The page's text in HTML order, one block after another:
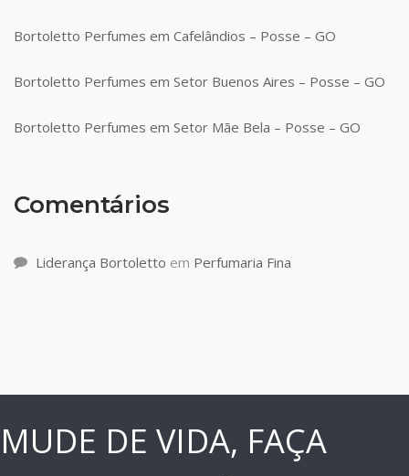
Bortoletto Perfumes em Cafelândios – Posse – GO
Bortoletto Perfumes em Setor Buenos Aires – Posse – GO
Bortoletto Perfumes em Setor Mãe Bela – Posse – GO
Comentários
Liderança Bortoletto em Perfumaria Fina
MUDE DE VIDA, FAÇA